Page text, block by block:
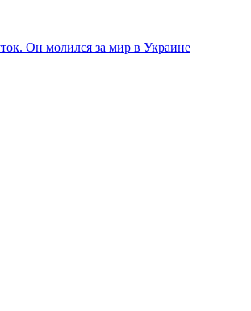
Он молился за мир в Украине